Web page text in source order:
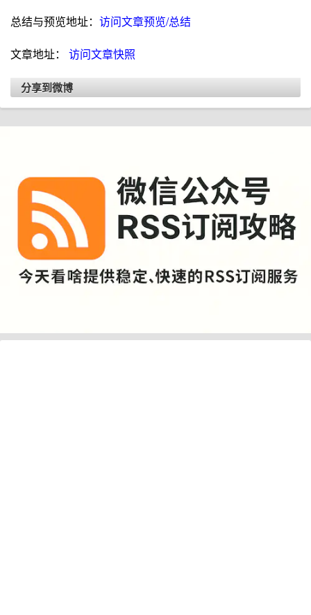
总结与预览地址： 访问文章预览/总结
文章地址： 访问文章快照
分享到微博